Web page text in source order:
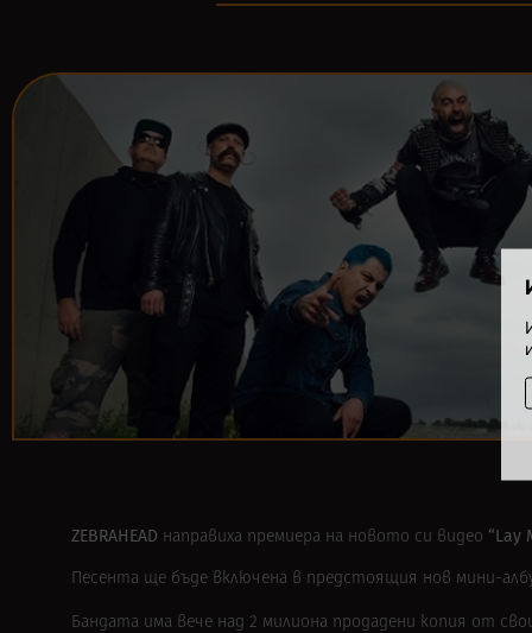
ZEBRAHEAD направиха премиера на новото си видео “Lay
Песента ще бъде включена в предстоящия нов мини-
Бандата има вече над 2 милиона продадени копия от